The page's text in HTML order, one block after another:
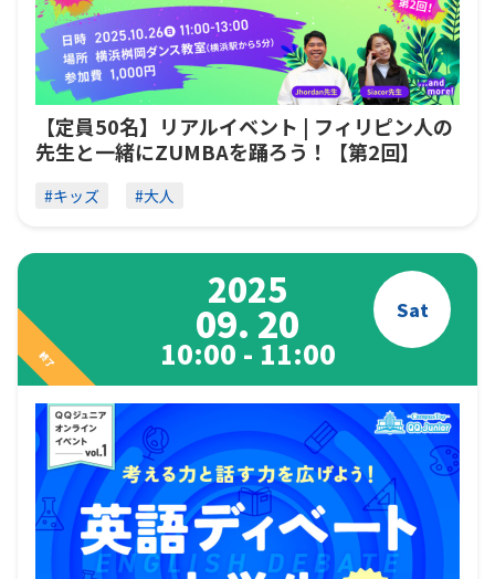
【定員50名】リアルイベント | フィリピン人の
先生と一緒にZUMBAを踊ろう！【第2回】
#キッズ #大人
終了
2025
09. 20 Sat
10:00 - 11:00